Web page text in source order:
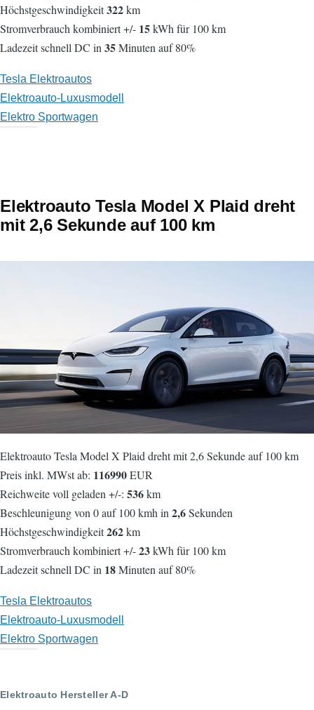
Höchstgeschwindigkeit322km
Stromverbrauch kombiniert +/- 15kWh für 100 km
Ladezeit schnell DC in 35Minuten auf 80%
Tesla Elektroautos
Elektroauto-Luxusmodell
Elektro Sportwagen
Elektroauto Tesla Model X Plaid dreht
mit 2,6 Sekunde auf 100 km
Elektroauto Tesla Model X Plaid dreht mit 2,6 Sekunde auf 100 km
Preis inkl. MWst ab: 116990EUR
Reichweite voll geladen +/-: 536km
Beschleunigung von 0 auf 100 kmh in 2,6Sekunden
Höchstgeschwindigkeit262km
Stromverbrauch kombiniert +/-23kWh für 100 km
Ladezeit schnell DC in 18Minuten auf 80%
Tesla Elektroautos
Elektroauto-Luxusmodell
Elektro Sportwagen
Elektroauto Hersteller A-D